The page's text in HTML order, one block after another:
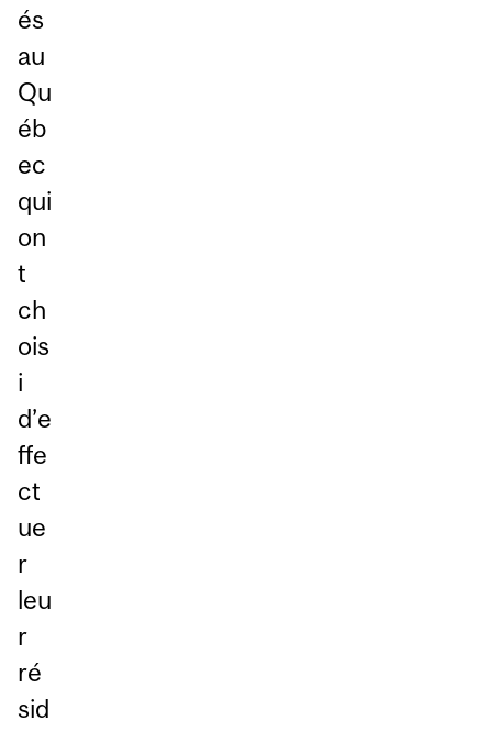
és
au
Qu
éb
ec
qui
on
t
ch
ois
i
d’e
ffe
ct
ue
r
leu
r
ré
sid